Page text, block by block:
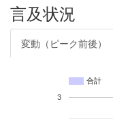
言及状況
変動（ピーク前後）
合計
3